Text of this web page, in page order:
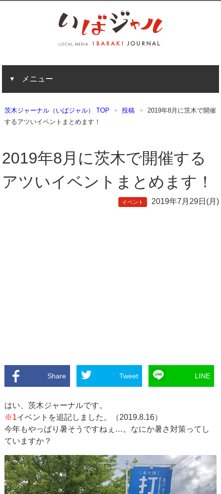
メニュー
茨木ジャーナル（いばジャル） TOP 投稿
2019年8月に茨木で開催
するアツいイベントまとめます！
2019年8月に茨木で開催する
アツいイベントまとめます！
イベント 2019年7月29日(月)
Share Tweet LINE
はい、茨木ジャーナルです。
※1イベントを追記しました。（2019.8.16）
今年もやっぱり暑そうですねぇ…。なにか暑さ対策ってし
ていますか？